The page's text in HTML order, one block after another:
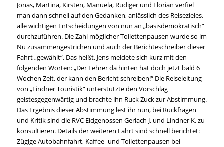
Jonas, Martina, Kirsten, Manuela, Rüdiger und Florian verfiel
man dann schnell auf den Gedanken, anlässlich des Reisezieles,
alle wichtigen Entscheidungen von nun an „basisdemokratisch“
durchzuführen. Die Zahl möglicher Toilettenpausen wurde so im
Nu zusammengestrichen und auch der Berichteschreiber dieser
Fahrt „gewählt“. Das heißt, Jens meldete sich kurz mit den
folgenden Worten: „Der Lehrer da hinten hat doch jetzt bald 6
Wochen Zeit, der kann den Bericht schreiben!“ Die Reiseleitung
von „Lindner Touristik“ unterstützte den Vorschlag
geistesgegenwärtig und brachte ihn Ruck Zuck zur Abstimmung.
Das Ergebnis dieser Abstimmung lest ihr nun, bei Rückfragen
und Kritik sind die RVC Eidgenossen Gerlach J. und Lindner K. zu
konsultieren. Details der weiteren Fahrt sind schnell berichtet:
Zügige Autobahnfahrt, Kaffee- und Toilettenpausen bei